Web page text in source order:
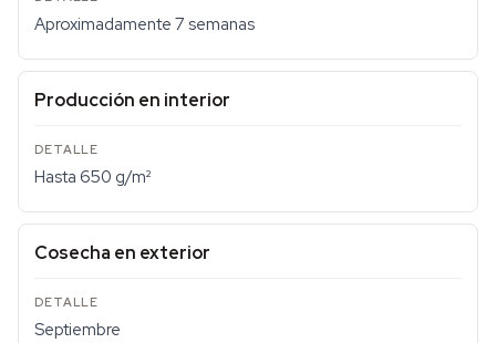
Aproximadamente 7 semanas
Producción en interior
Hasta 650 g/m²
Cosecha en exterior
Septiembre